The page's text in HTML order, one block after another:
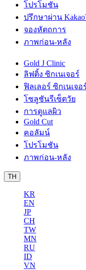
โปรโมชัน
ปรึกษาผ่าน
จองหัตถการ
ภาพก่อน-หลัง
Gold J Clinic
ลิฟติ้ง ซิกเนเจอร์
ฟิลเลอร์ ซิกเนเจอ
โซลูชันรีเซ็ตวัย
การดูแลผิว
Gold Cut
คอลัมน์
โปรโมชัน
ภาพก่อน-หลัง
TH
KR
EN
JP
CH
TW
MN
RU
ID
VN